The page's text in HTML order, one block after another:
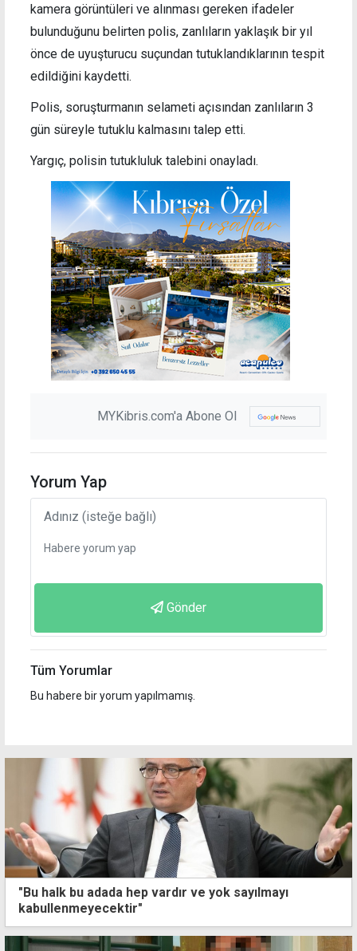
kamera görüntüleri ve alınması gereken ifadeler
bulunduğunu belirten polis, zanlıların yaklaşık bir yıl
önce de uyuşturucu suçundan tutuklandıklarının tespit
edildiğini kaydetti.
Polis, soruşturmanın selameti açısından zanlıların 3
gün süreyle tutuklu kalmasını talep etti.
Yargıç, polisin tutukluluk talebini onayladı.
MYKibris.com'a Abone Ol
Yorum Yap
Gönder
Tüm Yorumlar
Bu habere bir yorum yapılmamış.
"Bu halk bu adada hep vardır ve yok sayılmayı
kabullenmeyecektir"